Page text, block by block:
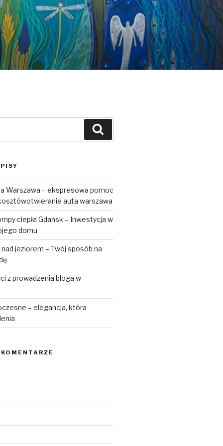
Warszawa – ekspresowa pomoc
auta warszawa
ciepła Gdańsk – Inwestycja w
domu
jeziorem – Twój sposób na
z prowadzenia bloga w
– elegancja, która